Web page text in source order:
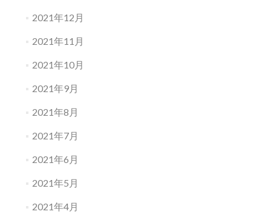
2021年12月
2021年11月
2021年10月
2021年9月
2021年8月
2021年7月
2021年6月
2021年5月
2021年4月